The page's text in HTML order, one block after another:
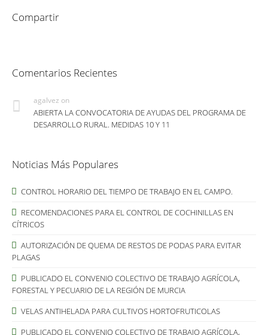
Compartir
Comentarios Recientes
agalvez on
ABIERTA LA CONVOCATORIA DE AYUDAS DEL PROGRAMA DE
DESARROLLO RURAL. MEDIDAS 10 Y 11
Noticias Más Populares
CONTROL HORARIO DEL TIEMPO DE TRABAJO EN EL CAMPO.
RECOMENDACIONES PARA EL CONTROL DE COCHINILLAS EN
CÍTRICOS
AUTORIZACIÓN DE QUEMA DE RESTOS DE PODAS PARA EVITAR
PLAGAS
PUBLICADO EL CONVENIO COLECTIVO DE TRABAJO AGRÍCOLA,
FORESTAL Y PECUARIO DE LA REGIÓN DE MURCIA
VELAS ANTIHELADA PARA CULTIVOS HORTOFRUTICOLAS
PUBLICADO EL CONVENIO COLECTIVO DE TRABAJO AGRÍCOLA,